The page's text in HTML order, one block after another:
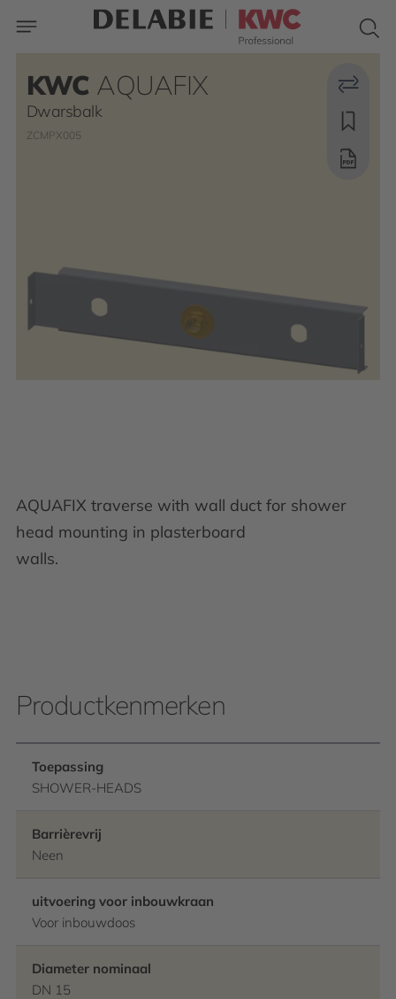
KWC AQUAFIX
Dwarsbalk
ZCMPX005
AQUAFIX traverse with wall duct for shower
head mounting in plasterboard
walls.
Productkenmerken
Toepassing
SHOWER-HEADS
Barrièrevrij
Neen
uitvoering voor inbouwkraan
Voor inbouwdoos
Diameter nominaal
DN 15